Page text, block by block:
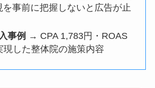
を事前に把握しないと広告が止
事例 → CPA 1,783円・ROAS
現した整体院の施策内容